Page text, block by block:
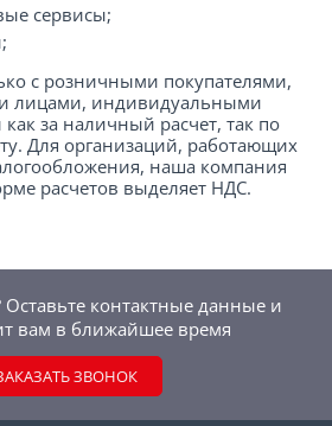
сервисы;
с розничными покупателями,
лицами, индивидуальными
за наличный расчет, так по
Для организаций, работающих
наша компания
расчетов выделяет НДС.
Оставьте контактные данные и
вам в ближайшее время
ЗВОНОК